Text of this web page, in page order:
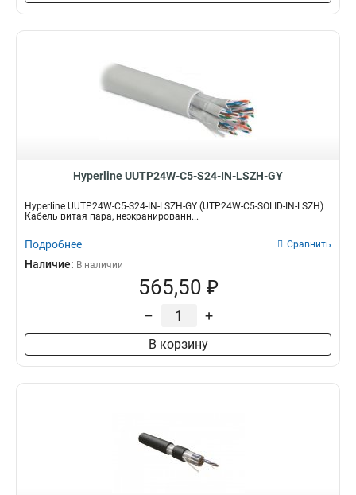
Hyperline UUTP24W-C5-S24-IN-LSZH-GY
Hyperline UUTP24W-C5-S24-IN-LSZH-GY (UTP24W-C5-SOLID-IN-LSZH)
Кабель витая пара, неэкранированн...
Подробнее Сравнить
Наличие: В наличии
565,50 ₽
– +
В корзину